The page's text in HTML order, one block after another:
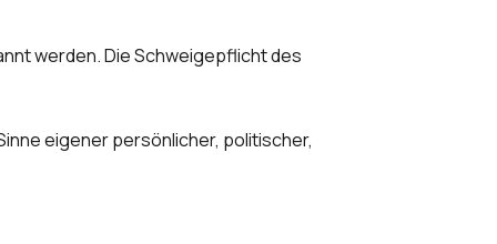
werden. Die Schweigepflicht des
eigener persönlicher, politischer,